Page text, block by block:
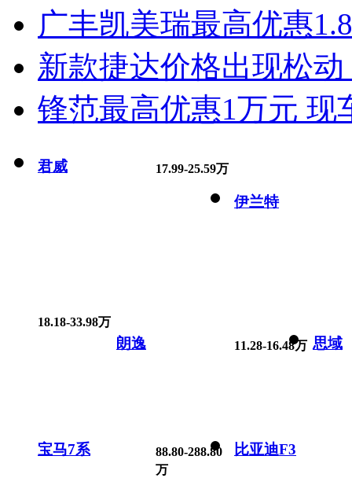
广丰凯美瑞最高优惠
新款捷达价格出现松
锋范最高优惠1万元 现
君威 17.99-25.59万
伊兰特
18.18-33.98万
朗逸 11.28-16.48万 思域
宝马7系
88.80-288.80
万
比亚迪F3